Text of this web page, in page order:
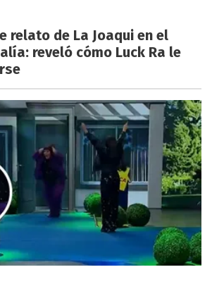
relato de La Joaqui en el
reveló cómo Luck Ra le